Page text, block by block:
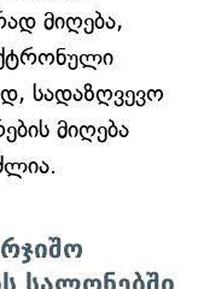
მიღება,
სადაზღვევო
მიღება